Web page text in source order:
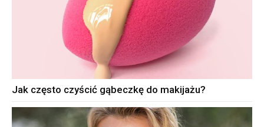
Jak często czyścić gąbeczkę do makijażu?